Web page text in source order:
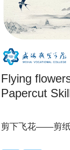
Flying
Papercut
剪下飞花——剪